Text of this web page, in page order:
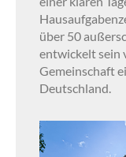
über 50
entwickelt sein
Gemeinschaft
Deutschland.